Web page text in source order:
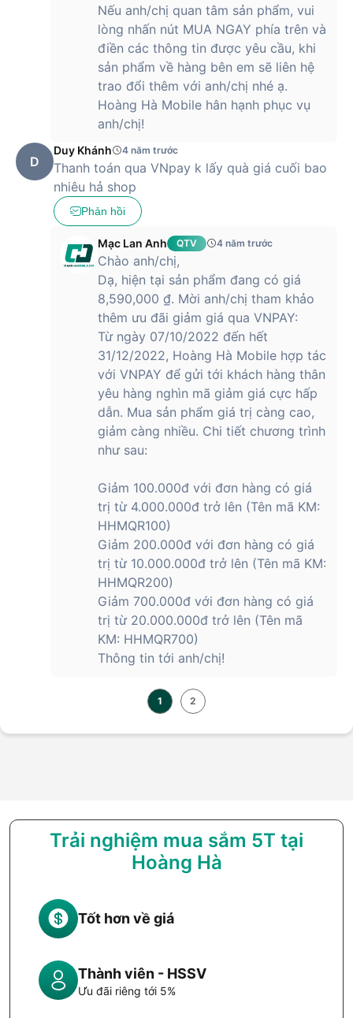
Nếu anh/chị quan tâm sản phẩm, vui
lòng nhấn nút MUA NGAY phía trên và
điền các thông tin được yêu cầu, khi
sản phẩm về hàng bên em sẽ liên hệ
trao đổi thêm với anh/chị nhé ạ.
Hoàng Hà Mobile hân hạnh phục vụ
anh/chị!
D
Duy Khánh 4 năm trước
Thanh toán qua VNpay k lấy quà giá cuối bao
nhiêu hả shop
Phản hồi
Mạc Lan Anh QTV 4 năm trước
Chào anh/chị,
Dạ, hiện tại sản phẩm đang có giá
8,590,000 ₫. Mời anh/chị tham khảo
thêm ưu đãi giảm giá qua VNPAY:
Từ ngày 07/10/2022 đến hết
31/12/2022, Hoàng Hà Mobile hợp tác
với VNPAY để gửi tới khách hàng thân
yêu hàng nghìn mã giảm giá cực hấp
dẫn. Mua sản phẩm giá trị càng cao,
giảm càng nhiều. Chi tiết chương trình
như sau:
Giảm 100.000đ với đơn hàng có giá
trị từ 4.000.000đ trở lên (Tên mã KM:
HHMQR100)
Giảm 200.000đ với đơn hàng có giá
trị từ 10.000.000đ trở lên (Tên mã KM:
HHMQR200)
Giảm 700.000đ với đơn hàng có giá
trị từ 20.000.000đ trở lên (Tên mã
KM: HHMQR700)
Thông tin tới anh/chị!
1 2
Trải nghiệm mua sắm 5T tại
Hoàng Hà
Tốt hơn về giá
Thành viên - HSSV
Ưu đãi riêng tới 5%